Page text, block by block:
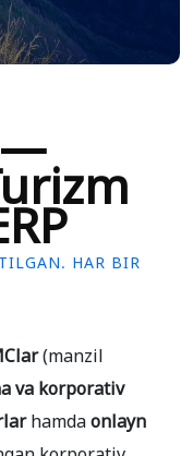
HAR BIR
(manzil
va korporativ
hamdaonlayn